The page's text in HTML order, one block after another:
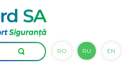
RO RU EN